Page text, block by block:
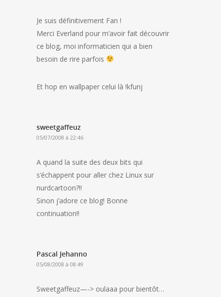
Je suis définitivement Fan !
Merci Everland pour m’avoir fait découvrir
ce blog, moi informaticien qui a bien
besoin de rire parfois
Et hop en wallpaper celui là !kfunj
sweetgaffeuz
05/07/2008 à 22:46
A quand la suite des deux bits qui
s’échappent pour aller chez Linux sur
nurdcartoon?!!
Sinon j’adore ce blog! Bonne
continuation!!
Pascal Jehanno
05/08/2008 à 08:49
Sweetgaffeuz—-> oulaaa pour bientôt…